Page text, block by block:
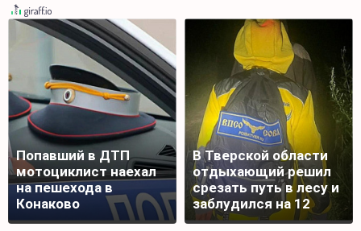
Попавший в ДТП
мотоциклист наехал
на пешехода в
Конаково
В Тверской области
отдыхающий решил
срезать путь в лесу и
заблудился на 12
часов